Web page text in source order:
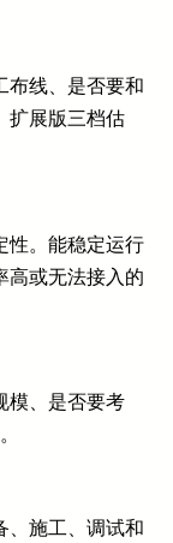
布线、是否要和
扩展版三档估
性。能稳定运行
高或无法接入的
模、是否要考
、施工、调试和